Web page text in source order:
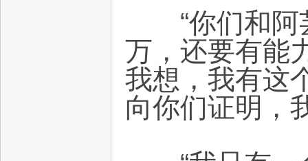
“你们和阿
万，还要有能
我想，我有这
向你们证明，